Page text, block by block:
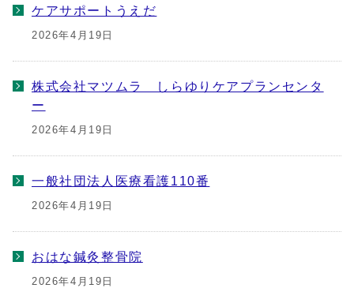
ケアサポートうえだ
2026年4月19日
株式会社マツムラ しらゆりケアプランセンタ
ー
2026年4月19日
一般社団法人医療看護110番
2026年4月19日
おはな鍼灸整骨院
2026年4月19日